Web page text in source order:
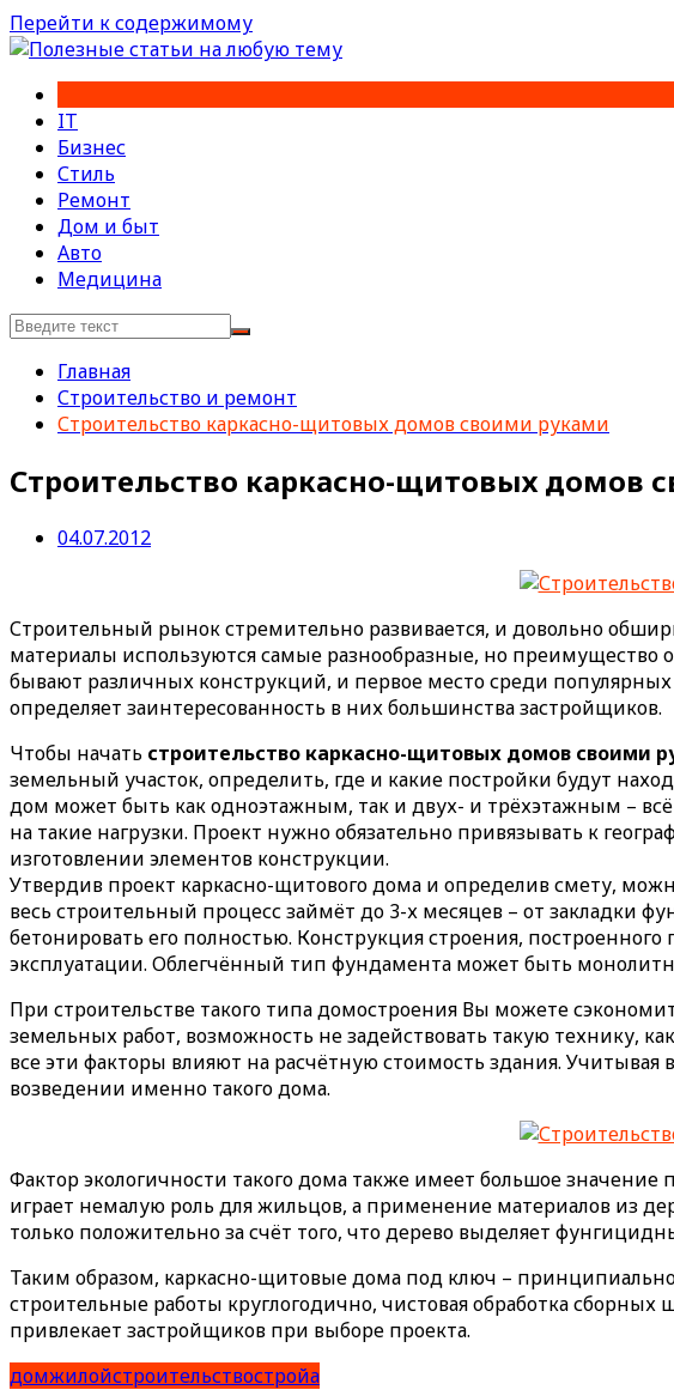
Перейти к содержимому
IT
Бизнес
Стиль
Ремонт
Дом и быт
Авто
Медицина
Главная
Строительство и ремонт
Строительство каркасно-щитовых домов своими руками
Строительство каркасно-щитовых домов
04.07.2012
Строительный рынок стремительно развивается, и довольно
материалы используются самые разнообразные, но преимущество
бывают различных конструкций, и первое место среди
определяет заинтересованность в них большинства застройщиков.
Чтобы начать строительство каркасно-щитовых домов своими
земельный участок, определить, где и какие постройки будут
дом может быть как одноэтажным, так и двух- и трёхэтажным –
на такие нагрузки. Проект нужно обязательно привязывать к
изготовлении элементов конструкции.
Утвердив проект каркасно-щитового дома и определив смету,
весь строительный процесс займёт до 3-х месяцев – от закладки
бетонировать его полностью. Конструкция строения,
эксплуатации. Облегчённый тип фундамента может быть
При строительстве такого типа домостроения Вы можете
земельных работ, возможность не задействовать такую технику,
все эти факторы влияют на расчётную стоимость здания.
возведении именно такого дома.
Фактор экологичности такого дома также имеет большое
играет немалую роль для жильцов, а применение материалов из
только положительно за счёт того, что дерево выделяет
Таким образом, каркасно-щитовые дома под ключ –
строительные работы круглогодично, чистовая обработка
привлекает застройщиков при выборе проекта.
домжилойстроительствостройа